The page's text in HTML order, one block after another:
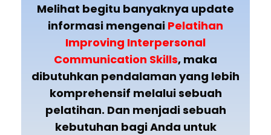
Melihat begitu banyaknya update
informasi mengenai Pelatihan
Improving Interpersonal
Communication Skills, maka
dibutuhkan pendalaman yang lebih
komprehensif melalui sebuah
pelatihan. Dan menjadi sebuah
kebutuhan bagi Anda untuk